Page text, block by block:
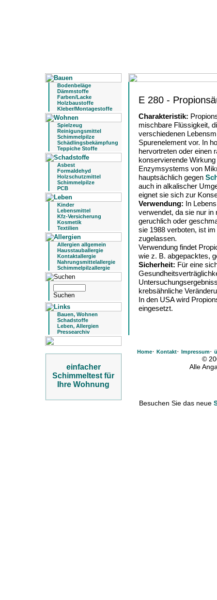
Bodenbeläge
Dämmstoffe
Farben/Lacke
Holzbaustoffe
Kleber/Montagestoffe
Spielzeug
Reinigungsmittel
Schimmelpilze
Schädlingsbekämpfung
Teppiche Stoffe
Asbest
Formaldehyd
Holzschutzmittel
Schimmelpilze
PCB
Kinder
Lebensmittel
Kfz-Versicherung
Kosmetik
Textilien
Allergien allgemein
Hausstauballergie
Kontaktallergie
Nahrungsmittelallergie
Schimmelpilzallergie
Bauen, Wohnen
Schadstoffe
Leben, Allergien
Pressearchiv
einfacher
Schimmeltest für
Ihre Wohnung
E 280 -
Charakteristik:
mischbare Flüssigkeit,
verschiedenen
Spurenelement vor. In
hervortreten oder einen
konservierende
Enzymsystems von
hauptsächlich gegen
auch in alkalischer
eignet sie sich zur
Verwendung: In
verwendet, da sie nur in
geruchlich oder
sie 1988 verboten, ist
zugelassen.
Verwendung findet
wie z. B. abgepacktes,
Sicherheit: Für eine
krebsähnliche
In den USA wird
eingesetzt.
Home· Kontakt· Impressum·
©
Alle
Besuchen Sie das neue